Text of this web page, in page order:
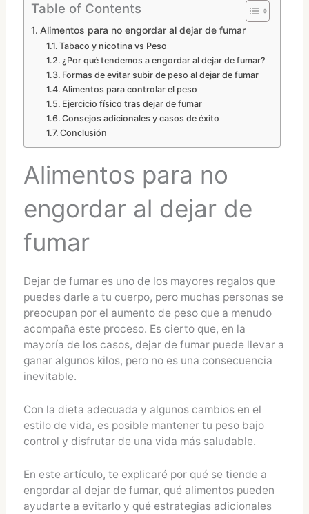
Table of Contents
Alimentos para no engordar al dejar de fumar
Tabaco y nicotina vs Peso
¿Por qué tendemos a engordar al dejar de fumar?
Formas de evitar subir de peso al dejar de fumar
Alimentos para controlar el peso
Ejercicio físico tras dejar de fumar
Consejos adicionales y casos de éxito
Conclusión
Alimentos para no
engordar al dejar de
fumar
Dejar de fumar es uno de los mayores regalos que
puedes darle a tu cuerpo, pero muchas personas se
preocupan por el aumento de peso que a menudo
acompaña este proceso. Es cierto que, en la
mayoría de los casos, dejar de fumar puede llevar a
ganar algunos kilos, pero no es una consecuencia
inevitable.
Con la dieta adecuada y algunos cambios en el
estilo de vida, es posible mantener tu peso bajo
control y disfrutar de una vida más saludable.
En este artículo, te explicaré por qué se tiende a
engordar al dejar de fumar, qué alimentos pueden
ayudarte a evitarlo y qué estrategias adicionales